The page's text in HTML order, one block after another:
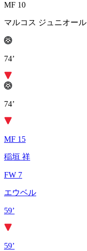
MF 10
マルコス ジュニオール
74’
74’
MF 15
稲垣 祥
FW 7
エウベル
59’
59’